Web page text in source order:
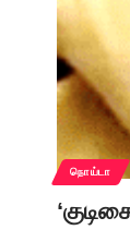
நொய்டா